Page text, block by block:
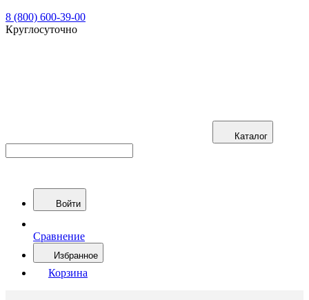
8 (800) 600-39-00
Круглосуточно
Каталог
Войти
Сравнение
Избранное
Корзина